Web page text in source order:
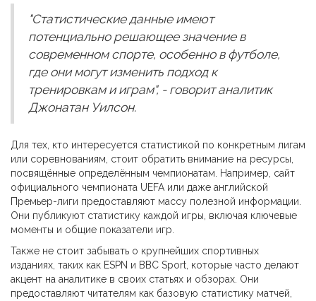
"Статистические данные имеют
потенциально решающее значение в
современном спорте, особенно в футболе,
где они могут изменить подход к
тренировкам и играм", - говорит аналитик
Джонатан Уилсон.
Для тех, кто интересуется статистикой по конкретным лигам
или соревнованиям, стоит обратить внимание на ресурсы,
посвящённые определённым чемпионатам. Например, сайт
официального чемпионата UEFA или даже английской
Премьер-лиги предоставляют массу полезной информации.
Они публикуют статистику каждой игры, включая ключевые
моменты и общие показатели игр.
Также не стоит забывать о крупнейших спортивных
изданиях, таких как ESPN и BBC Sport, которые часто делают
акцент на аналитике в своих статьях и обзорах. Они
предоставляют читателям как базовую статистику матчей,